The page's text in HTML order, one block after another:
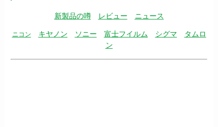
新製品の噂 レビュー ニュース
ニコン キヤノン ソニー 富士フイルム シグマ
タムロ
ン